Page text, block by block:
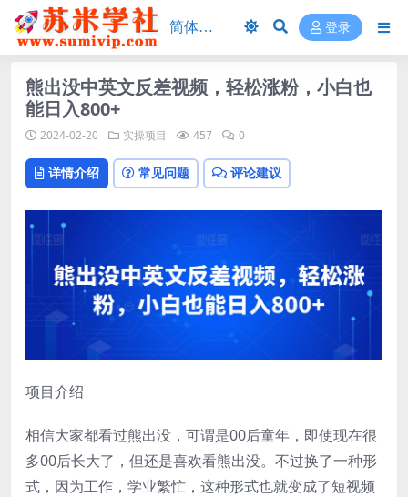
登录
熊出没中英文反差视频，轻松涨粉，小白也
能日入800+
2024-02-20 实操项目 457 0
详情介绍 常见问题 评论建议
项目介绍
相信大家都看过熊出没，可谓是00后童年，即使现在很
多00后长大了，但还是喜欢看熊出没。不过换了一种形
式，因为工作，学业繁忙，这种形式也就变成了短视频